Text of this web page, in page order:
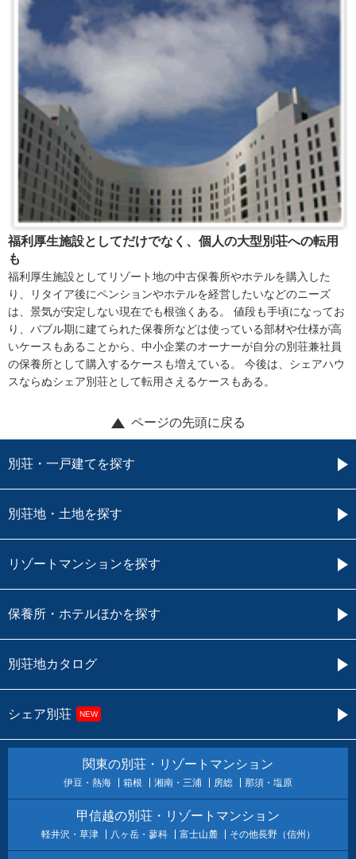
福利厚生施設としてだけでなく、個人の大型別荘への転用
も
福利厚生施設としてリゾート地の中古保養所やホテルを購入した
り、リタイア後にペンションやホテルを経営したいなどのニーズ
は、景気が安定しない現在でも根強くある。 値段も手頃になってお
り、バブル期に建てられた保養所などは使っている部材や仕様が高
いケースもあることから、中小企業のオーナーが自分の別荘兼社員
の保養所として購入するケースも増えている。 今後は、シェアハウ
スならぬシェア別荘として転用さえるケースもある。
ページの先頭に戻る
別荘・一戸建てを探す
別荘地・土地を探す
リゾートマンションを探す
保養所・ホテルほかを探す
別荘地カタログ
シェア別荘 NEW
関東の別荘・リゾートマンション
伊豆・熱海 箱根 湘南・三浦 房総 那須・塩原
甲信越の別荘・リゾートマンション
軽井沢・草津 八ヶ岳・蓼科 富士山麓 その他長野（信州）